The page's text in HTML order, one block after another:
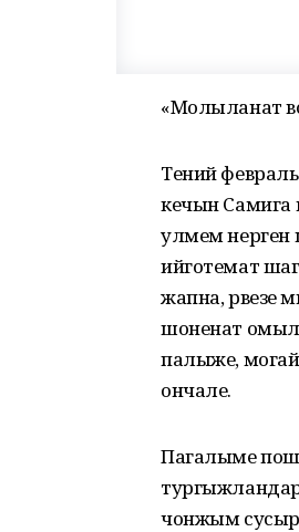
«Молыланат
Тений
кечын
улмем нерген
ийготемат
жапна, рвезе
шоненат
палыже,
ончале.
Пагалыме
чонжым